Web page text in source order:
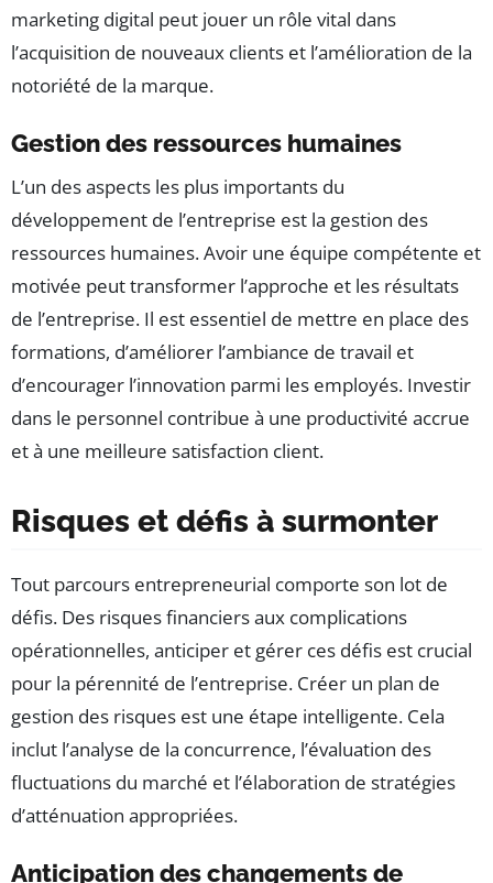
marketing digital peut jouer un rôle vital dans
l’acquisition de nouveaux clients et l’amélioration de la
notoriété de la marque.
Gestion des ressources humaines
L’un des aspects les plus importants du
développement de l’entreprise est la gestion des
ressources humaines. Avoir une équipe compétente et
motivée peut transformer l’approche et les résultats
de l’entreprise. Il est essentiel de mettre en place des
formations, d’améliorer l’ambiance de travail et
d’encourager l’innovation parmi les employés. Investir
dans le personnel contribue à une productivité accrue
et à une meilleure satisfaction client.
Risques et défis à surmonter
Tout parcours entrepreneurial comporte son lot de
défis. Des risques financiers aux complications
opérationnelles, anticiper et gérer ces défis est crucial
pour la pérennité de l’entreprise. Créer un plan de
gestion des risques est une étape intelligente. Cela
inclut l’analyse de la concurrence, l’évaluation des
fluctuations du marché et l’élaboration de stratégies
d’atténuation appropriées.
Anticipation des changements de